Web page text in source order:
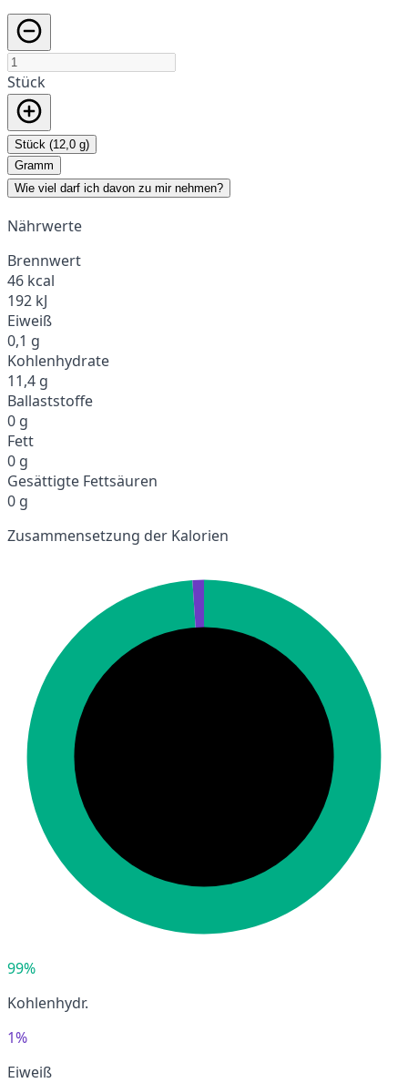
Stück
Stück (12,0 g)
Gramm
Wie viel darf ich davon zu mir nehmen?
Nährwerte
Brennwert
46 kcal
192 kJ
Eiweiß
0,1 g
Kohlenhydrate
11,4 g
Ballaststoffe
0 g
Fett
0 g
Gesättigte Fettsäuren
0 g
Zusammensetzung der Kalorien
99%
Kohlenhydr.
1%
Eiweiß